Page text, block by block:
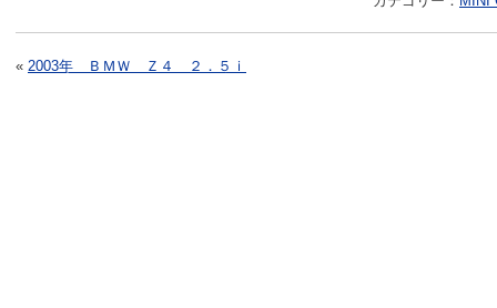
« 2003年 ＢＭＷ Ｚ４ ２．５ｉ